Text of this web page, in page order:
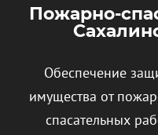
Пожарно-
Обеспечение
имущества от
спасательных